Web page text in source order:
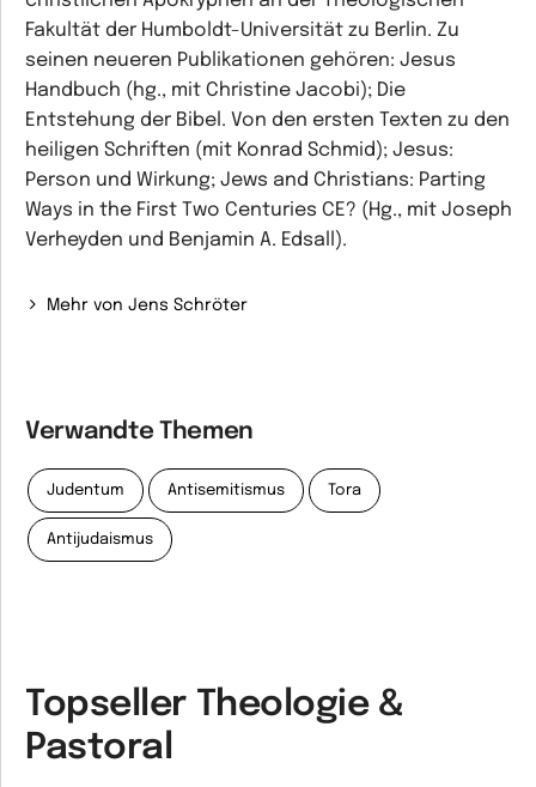
Fakultät der Humboldt-Universität zu Berlin. Zu
seinen neueren Publikationen gehören: Jesus
Handbuch (hg., mit Christine Jacobi); Die
Entstehung der Bibel. Von den ersten Texten zu den
heiligen Schriften (mit Konrad Schmid); Jesus:
Person und Wirkung; Jews and Christians: Parting
Ways in the First Two Centuries CE? (Hg., mit Joseph
Verheyden und Benjamin A. Edsall).
Mehr von Jens Schröter
Verwandte Themen
Judentum Antisemitismus Tora
Antijudaismus
Topseller Theologie &
Pastoral